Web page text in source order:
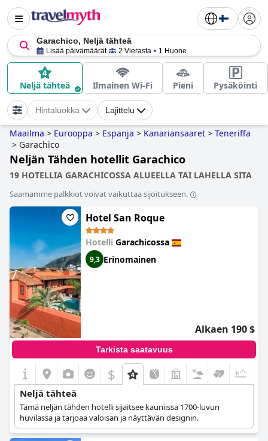
Garachico, Neljä tähteä
Lisää päivämäärät 2 Vierasta 1 Huone
Neljä tähteä Ilmainen Wi-Fi Pieni Pysäköinti
Hintaluokka Lajittelu
Maailma > Eurooppa > Espanja > Kanariansaaret > Teneriffa
> Garachico
Neljän Tähden hotellit Garachico
19 HOTELLIA GARACHICOSSA ALUEELLA TAI LAHELLA SITA
Saamamme palkkiot voivat vaikuttaa sijoitukseen.
Hotel San Roque
Hotelli Garachicossa
9,3 Erinomainen
Alkaen 190 $
Tarkista saatavuus
$
Neljä tähteä
Tämä neljän tähden hotelli sijaitsee kauniissa 1700-luvun
huvilassa ja tarjoaa valoisan ja näyttävän designin.